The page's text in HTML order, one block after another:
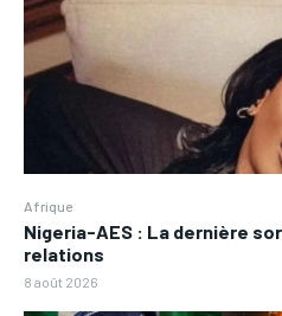
Afrique
Nigeria-AES : La dernière
relations
8 août 2026